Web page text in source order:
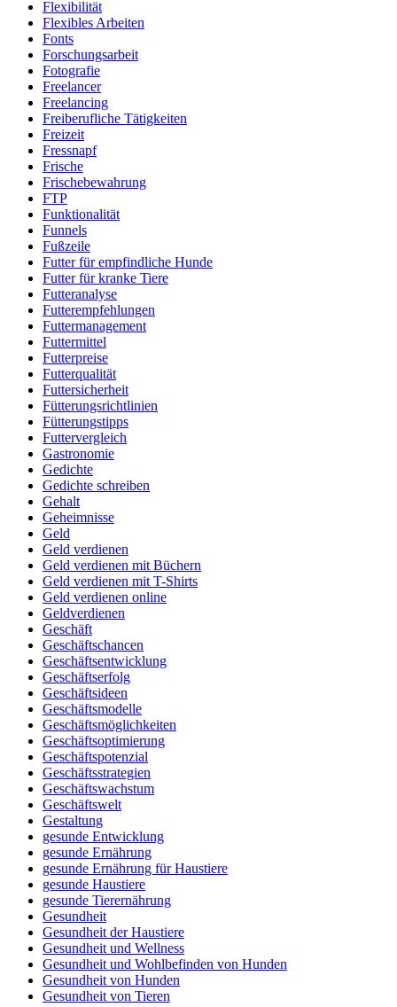
Flexibilität
Flexibles Arbeiten
Fonts
Forschungsarbeit
Fotografie
Freelancer
Freelancing
Freiberufliche Tätigkeiten
Freizeit
Fressnapf
Frische
Frischebewahrung
FTP
Funktionalität
Funnels
Fußzeile
Futter für empfindliche Hunde
Futter für kranke Tiere
Futteranalyse
Futterempfehlungen
Futtermanagement
Futtermittel
Futterpreise
Futterqualität
Futtersicherheit
Fütterungsrichtlinien
Fütterungstipps
Futtervergleich
Gastronomie
Gedichte
Gedichte schreiben
Gehalt
Geheimnisse
Geld
Geld verdienen
Geld verdienen mit Büchern
Geld verdienen mit T-Shirts
Geld verdienen online
Geldverdienen
Geschäft
Geschäftschancen
Geschäftsentwicklung
Geschäftserfolg
Geschäftsideen
Geschäftsmodelle
Geschäftsmöglichkeiten
Geschäftsoptimierung
Geschäftspotenzial
Geschäftsstrategien
Geschäftswachstum
Geschäftswelt
Gestaltung
gesunde Entwicklung
gesunde Ernährung
gesunde Ernährung für Haustiere
gesunde Haustiere
gesunde Tierernährung
Gesundheit
Gesundheit der Haustiere
Gesundheit und Wellness
Gesundheit und Wohlbefinden von Hunden
Gesundheit von Hunden
Gesundheit von Tieren